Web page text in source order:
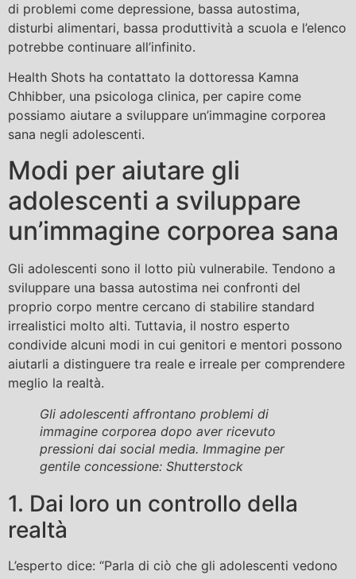
di problemi come depressione, bassa autostima,
disturbi alimentari, bassa produttività a scuola e l’elenco
potrebbe continuare all’infinito.
Health Shots ha contattato la dottoressa Kamna
Chhibber, una psicologa clinica, per capire come
possiamo aiutare a sviluppare un’immagine corporea
sana negli adolescenti.
Modi per aiutare gli
adolescenti a sviluppare
un’immagine corporea sana
Gli adolescenti sono il lotto più vulnerabile. Tendono a
sviluppare una bassa autostima nei confronti del
proprio corpo mentre cercano di stabilire standard
irrealistici molto alti. Tuttavia, il nostro esperto
condivide alcuni modi in cui genitori e mentori possono
aiutarli a distinguere tra reale e irreale per comprendere
meglio la realtà.
Gli adolescenti affrontano problemi di
immagine corporea dopo aver ricevuto
pressioni dai social media. Immagine per
gentile concessione: Shutterstock
1. Dai loro un controllo della
realtà
L’esperto dice: “Parla di ciò che gli adolescenti vedono